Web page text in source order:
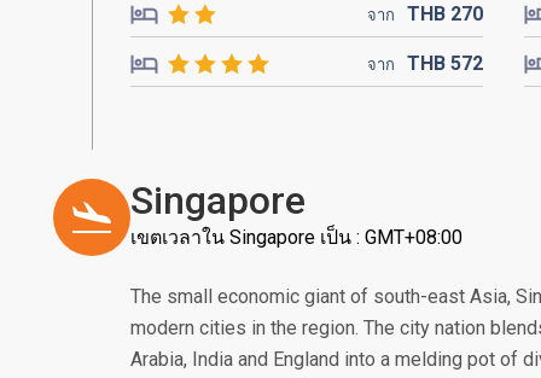
จาก THB 270
จาก THB 572
Singapore
เขตเวลาใน Singapore เป็น : GMT+08:00
The small economic giant of south-east Asia,
modern cities in the region. The city nation
Arabia, India and England into a melding pot of